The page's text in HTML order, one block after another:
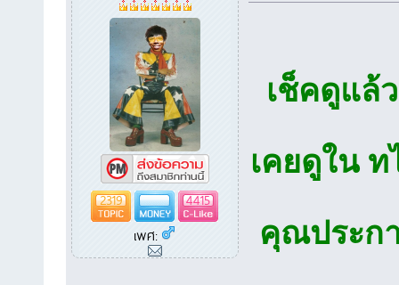
2319
4415
เพศ:
เช็คดูแล้
เคยดูใน ท
คุณประก